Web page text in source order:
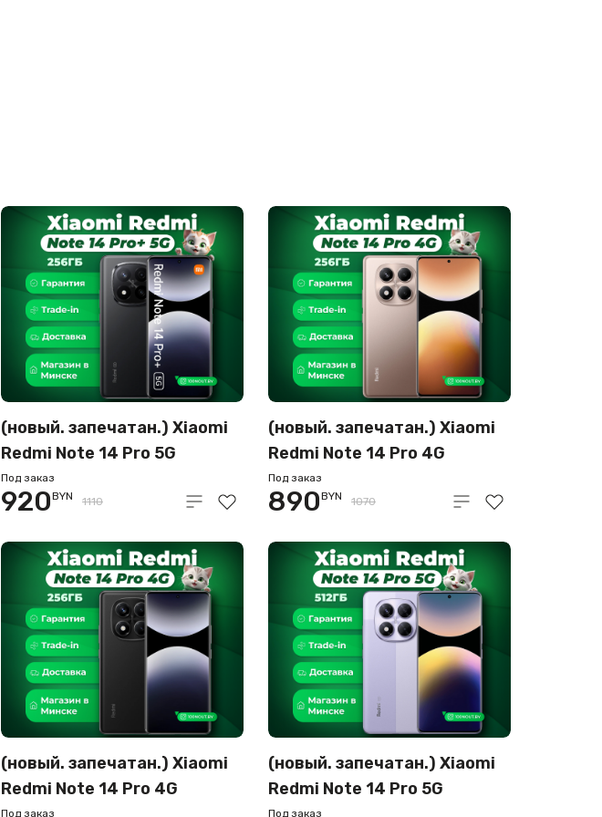
(новый. запечатан.) Xiaomi
Redmi Note 14 Pro 5G
12GB/256GB (черный)
Под заказ
920BYN 1110
(новый. запечатан.) Xiaomi
Redmi Note 14 Pro 4G
8GB/256GB (золотой)
Под заказ
890BYN 1070
(новый. запечатан.) Xiaomi
Redmi Note 14 Pro 4G
Под заказ
(новый. запечатан.) Xiaomi
Redmi Note 14 Pro 5G
Под заказ